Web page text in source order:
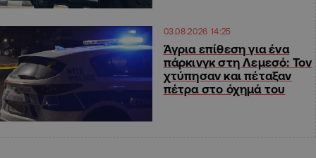
03.08.2026 14:25
Άγρια επίθεση για ένα
πάρκινγκ στη Λεμεσό: Τον
χτύπησαν και πέταξαν
πέτρα στο όχημά του